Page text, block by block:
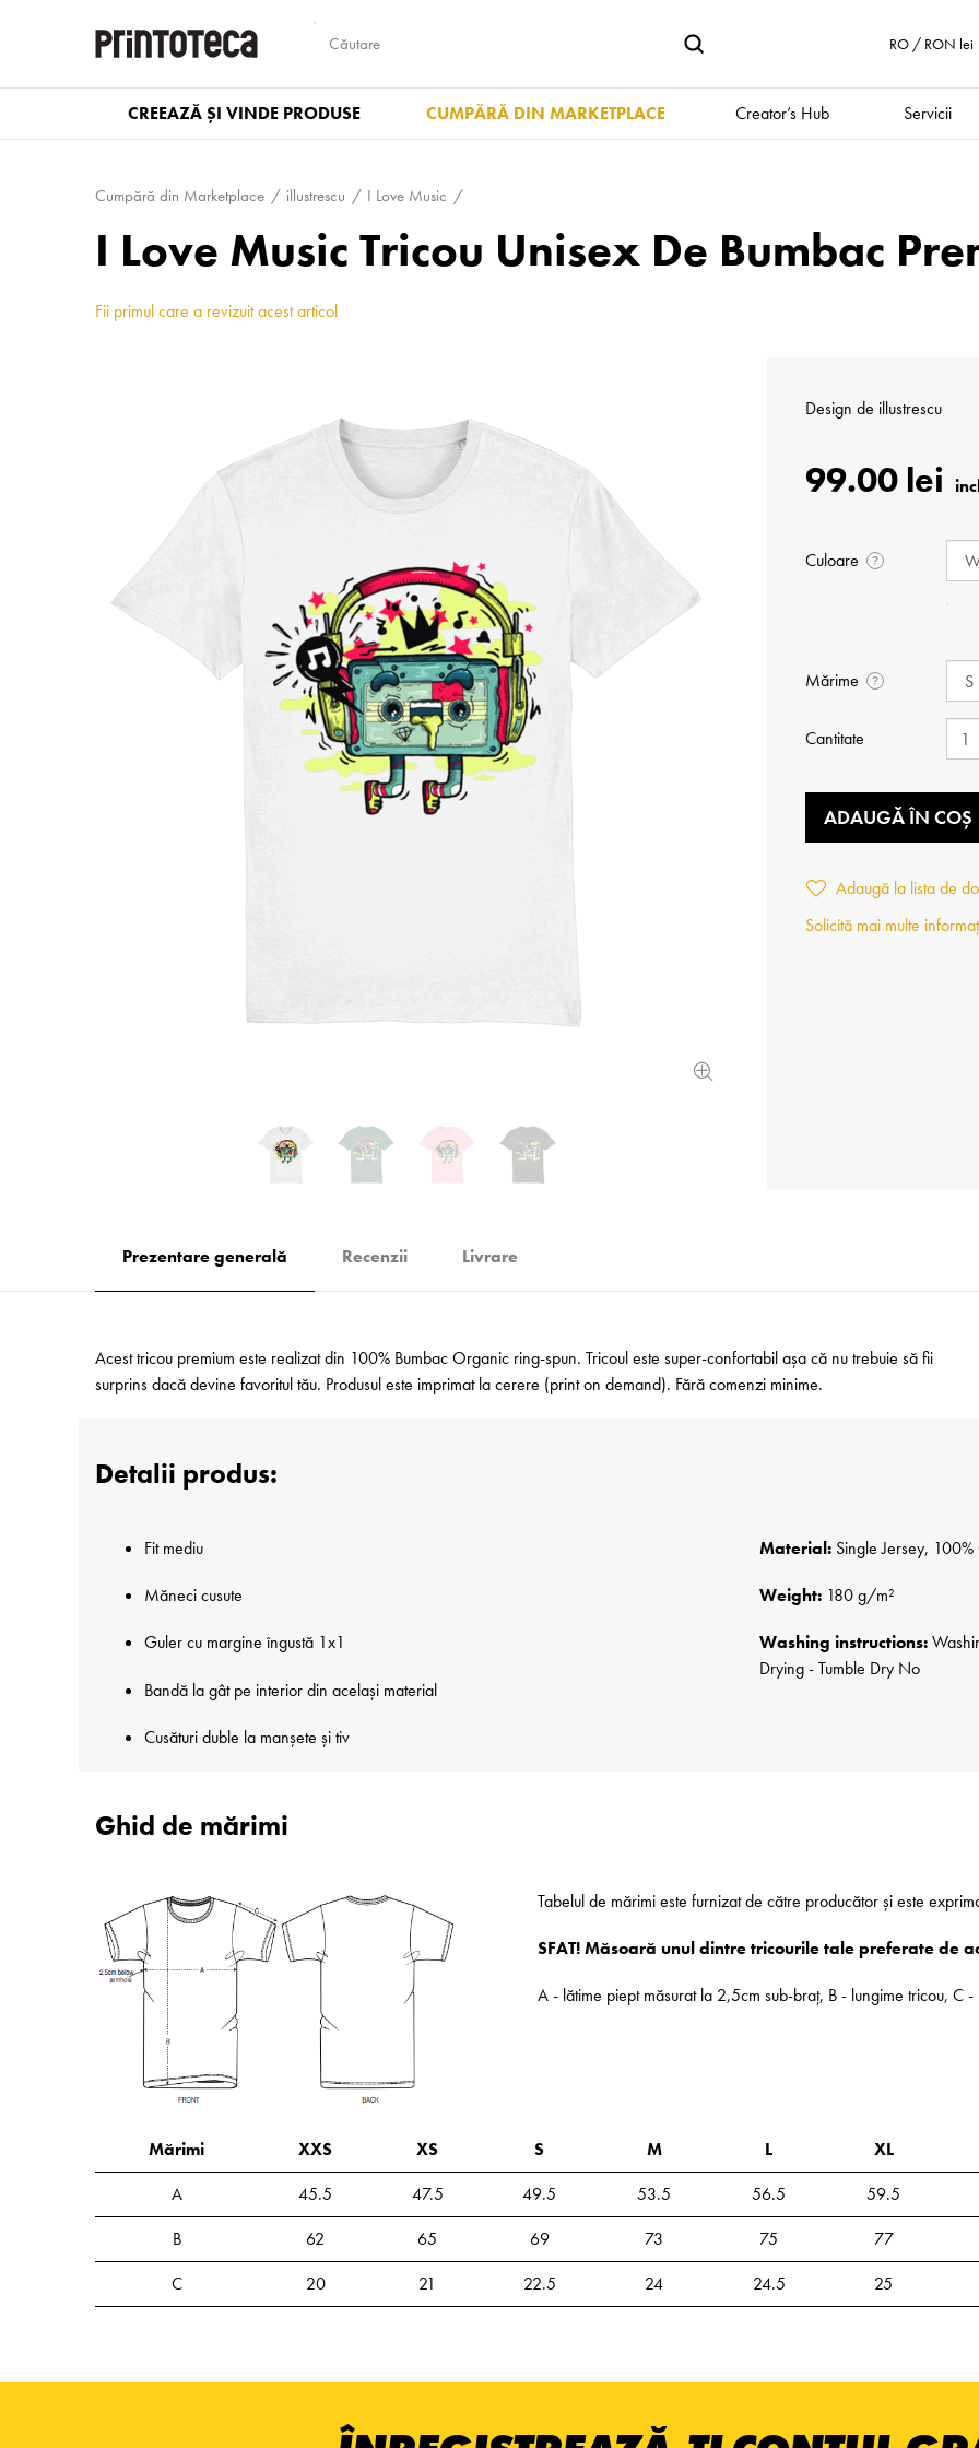
RO / RON lei
CREEAZĂ ȘI VINDE PRODUSE CUMPĂRĂ DIN MARKETPLACE Creator’s Hub Servicii
Cumpără din Marketplace illustrescu I Love Music
I Love Music Tricou Unisex De Bumbac
Fii primul care a revizuit acest articol
Design de illustrescu
99.00 lei
Culoare ?
Mărime ?
Cantitate
ADAUGĂ ÎN COȘ
Adaugă la lista de
Solicită mai multe
Prezentare generală Recenzii Livrare
Acest tricou premium este realizat din 100% Bumbac Organic ring-spun. Tricoul este super-confortabil așa că nu trebuie să fii
surprins dacă devine favoritul tău. Produsul este imprimat la cerere (print on demand). Fără comenzi minime.
Detalii produs:
Fit mediu
Măneci cusute
Guler cu margine îngustă 1x1
Bandă la gât pe interior din același material
Cusături duble la manșete și tiv
Material:Single Jersey, 100%
Weight:180 g/m²
Washing instructions:
Drying - Tumble Dry No
Ghid de mărimi
Tabelul de mărimi este furnizat de către producător și este
SFAT! Măsoară unul dintre tricourile tale preferate de
A - lătime piept măsurat la 2,5cm sub-braț, B - lungime tricou, C
Mărimi XXS XS S M L XL
A
45.5 47.5 49.5 53.5 56.5 59.5
B
62 65 69 73 75 77
C
20 21 22.5 24 24.5 25